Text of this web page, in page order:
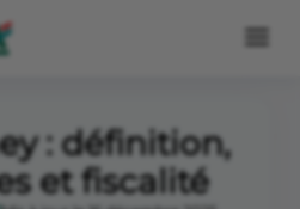
: définition,
et fiscalité